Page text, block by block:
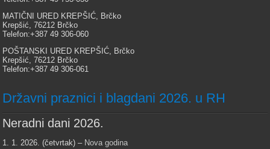
MATIČNI URED KREPŠIĆ, Brčko
Krepšić, 76212 Brčko
Telefon:+387 49 306-060
POŠTANSKI URED KREPŠIĆ, Brčko
Krepšić, 76212 Brčko
Telefon:+387 49 306-061
Državni praznici i blagdani 2026. u RH
Neradni dani 2026.
1. 1. 2026. (četvrtak) – Nova godina